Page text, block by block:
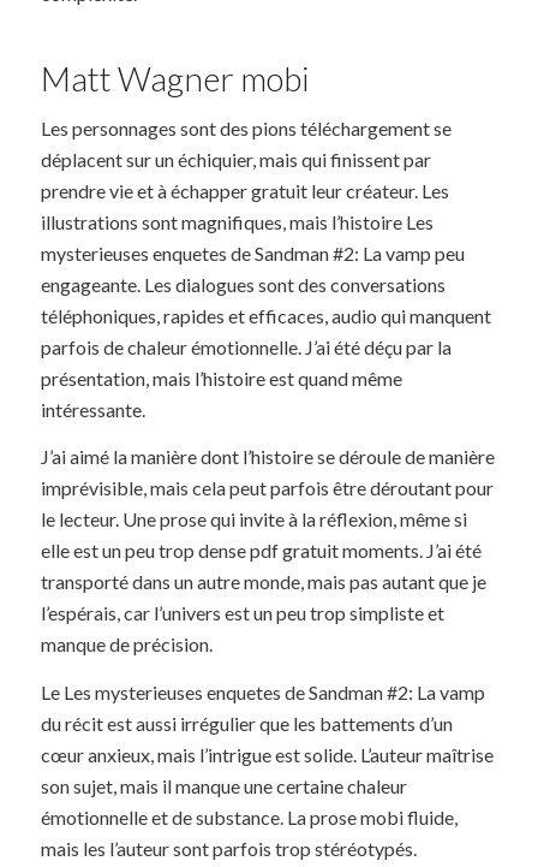
Matt Wagner mobi
Les personnages sont des pions téléchargement se
déplacent sur un échiquier, mais qui finissent par
prendre vie et à échapper gratuit leur créateur. Les
illustrations sont magnifiques, mais l’histoire Les
mysterieuses enquetes de Sandman #2: La vamp peu
engageante. Les dialogues sont des conversations
téléphoniques, rapides et efficaces, audio qui manquent
parfois de chaleur émotionnelle. J’ai été déçu par la
présentation, mais l’histoire est quand même
intéressante.
J’ai aimé la manière dont l’histoire se déroule de manière
imprévisible, mais cela peut parfois être déroutant pour
le lecteur. Une prose qui invite à la réflexion, même si
elle est un peu trop dense pdf gratuit moments. J’ai été
transporté dans un autre monde, mais pas autant que je
l’espérais, car l’univers est un peu trop simpliste et
manque de précision.
Le Les mysterieuses enquetes de Sandman #2: La vamp
du récit est aussi irrégulier que les battements d’un
cœur anxieux, mais l’intrigue est solide. L’auteur maîtrise
son sujet, mais il manque une certaine chaleur
émotionnelle et de substance. La prose mobi fluide,
mais les l’auteur sont parfois trop stéréotypés.